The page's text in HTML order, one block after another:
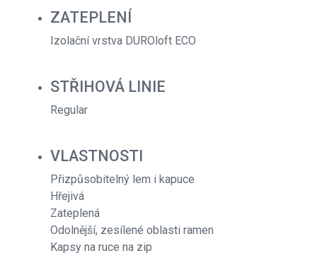
ZATEPLENÍ
Izolační vrstva DUROloft ECO
STŘIHOVÁ LINIE
Regular
VLASTNOSTI
Přizpůsobitelný lem i kapuce
Hřejivá
Zateplená
Odolnější, zesílené oblasti ramen
Kapsy na ruce na zip